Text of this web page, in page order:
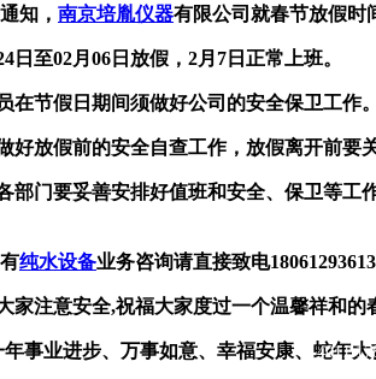
知， 南京培胤仪器有限公司就春节放假时
日至02月 06 日放假， 2月 7 日正常上班。
在节假日期间须做好公司的安全保卫工作
好放假前的安全自查工作，放假离开前要
部门要妥善安排好值班和安全、保卫等工
纯水设备业务咨询请直接致电
家注意安全,祝福大家度过一个温馨祥和的
事业进步、万事如意、幸福安康、蛇年大
4011